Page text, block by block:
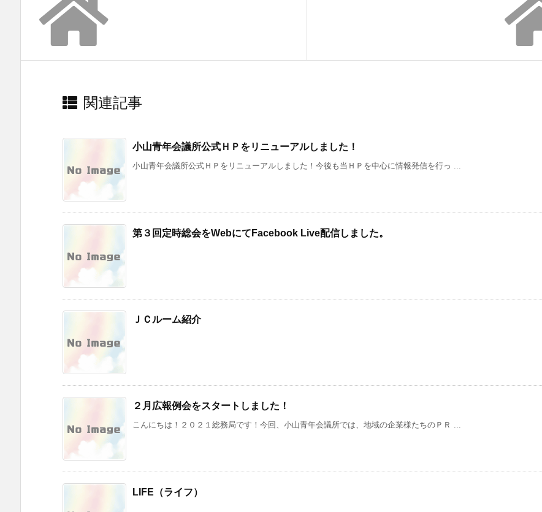
関連記事
小山青年会議所公式ＨＰをリニューアルしました！
小山青年会議所公式ＨＰをリニューアルしました！今後も当ＨＰを中心に情報発信を行っ ...
第３回定時総会をWebにてFacebook Live配信しました。
ＪＣルーム紹介
２月広報例会をスタートしました！
こんにちは！２０２１総務局です！今回、小山青年会議所では、地域の企業様たちのＰＲ ...
LIFE（ライフ）